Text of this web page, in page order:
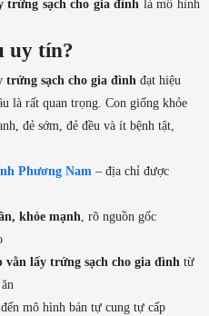
trứng sạch cho gia đình là mô hình
uy tín?
trứng sạch cho gia đìnhđạt hiệu
là rất quan trọng. Con giống khỏe
đẻ sớm, đẻ đều và ít bệnh tật,
Phương Nam– địa chỉ được
khỏe mạnh, rõ nguồn gốc
lấy trứng sạch cho gia đìnhtừ
mô hình bán tự cung tự cấp